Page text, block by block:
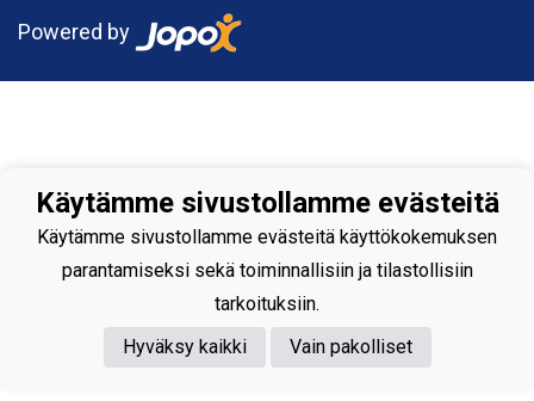
Powered by
Käytämme sivustollamme evästeitä
Käytämme sivustollamme evästeitä käyttökokemuksen
parantamiseksi sekä toiminnallisiin ja tilastollisiin
tarkoituksiin.
Hyväksy kaikki
Vain pakolliset